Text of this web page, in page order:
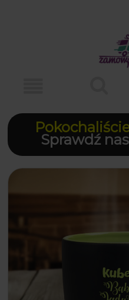
Sprawdź